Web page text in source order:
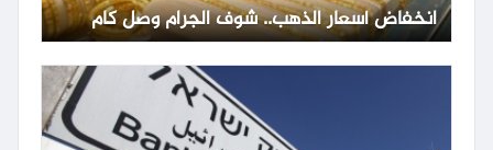
انخفاض أسعار الذهب.. شوف الجرام وصل كام